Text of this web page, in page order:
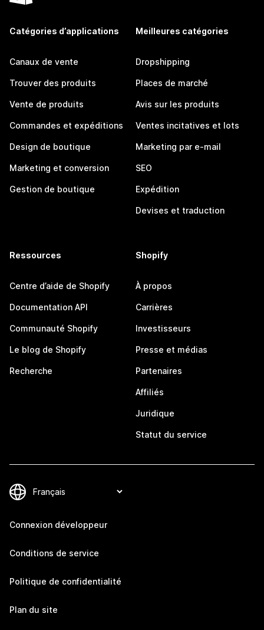
Catégories d’applications
Canaux de vente
Trouver des produits
Vente de produits
Commandes et expéditions
Design de boutique
Marketing et conversion
Gestion de boutique
Meilleures catégories
Dropshipping
Places de marché
Avis sur les produits
Ventes incitatives et lots
Marketing par e-mail
SEO
Expédition
Devises et traduction
Ressources
Centre d’aide de Shopify
Documentation API
Communauté Shopify
Le blog de Shopify
Recherche
Shopify
À propos
Carrières
Investisseurs
Presse et médias
Partenaires
Affiliés
Juridique
Statut du service
Connexion développeur
Conditions de service
Politique de confidentialité
Plan du site